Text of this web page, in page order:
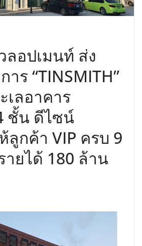
ลอปเมนท์ ส่ง
าร “TINSMITH”
เลอาคาร
ชั้น ดีไซน์
ลูกค้า VIP ครบ 9
ายได้ 180 ล้าน